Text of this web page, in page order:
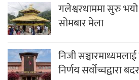
गलेश्वरधाममा सुरु
सोमबार मेला
निजी
निर्णय सर्वोच्चद्वारा बदर